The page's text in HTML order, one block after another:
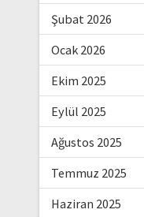
Şubat 2026
Ocak 2026
Ekim 2025
Eylül 2025
Ağustos 2025
Temmuz 2025
Haziran 2025